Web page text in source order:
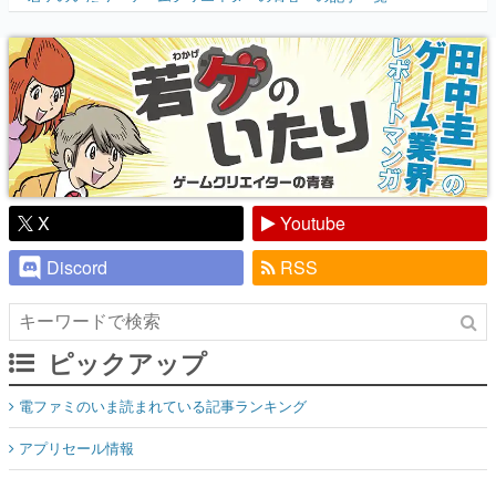
『少年ジャンプ』色だった【若ゲのいた
り】
X
Youtube
Discord
RSS
ピックアップ
電ファミのいま読まれている記事ランキング
アプリセール情報